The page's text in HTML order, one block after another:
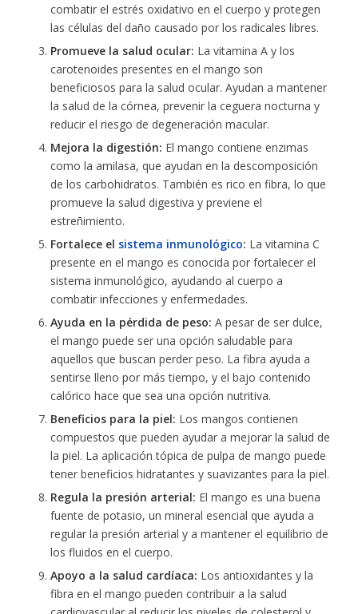
combatir el estrés oxidativo en el cuerpo y protegen
las células del daño causado por los radicales libres.
Promueve la salud ocular: La vitamina A y los
carotenoides presentes en el mango son
beneficiosos para la salud ocular. Ayudan a mantener
la salud de la córnea, prevenir la ceguera nocturna y
reducir el riesgo de degeneración macular.
Mejora la digestión: El mango contiene enzimas
como la amilasa, que ayudan en la descomposición
de los carbohidratos. También es rico en fibra, lo que
promueve la salud digestiva y previene el
estreñimiento.
Fortalece el sistema inmunológico: La vitamina C
presente en el mango es conocida por fortalecer el
sistema inmunológico, ayudando al cuerpo a
combatir infecciones y enfermedades.
Ayuda en la pérdida de peso: A pesar de ser dulce,
el mango puede ser una opción saludable para
aquellos que buscan perder peso. La fibra ayuda a
sentirse lleno por más tiempo, y el bajo contenido
calórico hace que sea una opción nutritiva.
Beneficios para la piel: Los mangos contienen
compuestos que pueden ayudar a mejorar la salud de
la piel. La aplicación tópica de pulpa de mango puede
tener beneficios hidratantes y suavizantes para la piel.
Regula la presión arterial: El mango es una buena
fuente de potasio, un mineral esencial que ayuda a
regular la presión arterial y a mantener el equilibrio de
los fluidos en el cuerpo.
Apoyo a la salud cardíaca: Los antioxidantes y la
fibra en el mango pueden contribuir a la salud